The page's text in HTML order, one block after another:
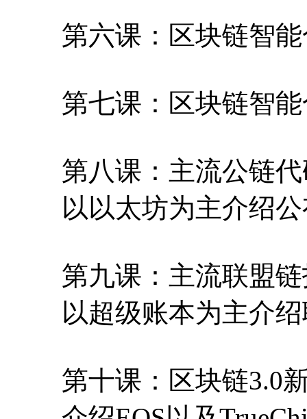
第六课：区块链智
第七课：区块链智
第八课：主流公链
以以太坊为主介绍
第九课：主流联盟
以超级账本为主介
第十课：区块链3.0